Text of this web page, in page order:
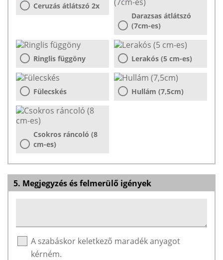
Ceruzás átlátszó 2x
Darazsas átlátszó
(7cm-es)
Ringlis függöny Lerakós (5 cm-es)
Fülecskés Hullám (7,5cm)
Csokros ráncoló (8
cm-es)
5. Megjegyzés és felmerülő igények
A szabáskor keletkező maradék anyagot
kérném.